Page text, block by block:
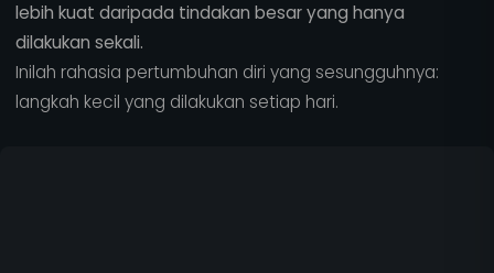
lebih kuat daripada tindakan besar yang hanya
dilakukan sekali.
Inilah rahasia pertumbuhan diri yang sesungguhnya:
langkah kecil yang dilakukan setiap hari.